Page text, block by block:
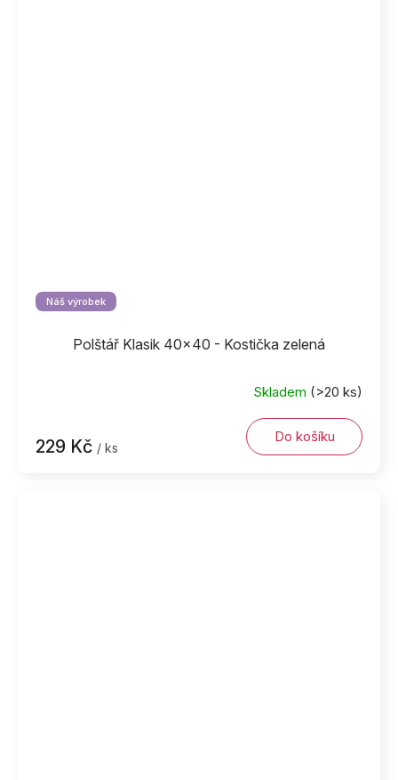
Náš výrobek
Polštář Klasik 40x40 - Kostička zelená
Skladem (>20 ks)
229 Kč / ks
Do košíku